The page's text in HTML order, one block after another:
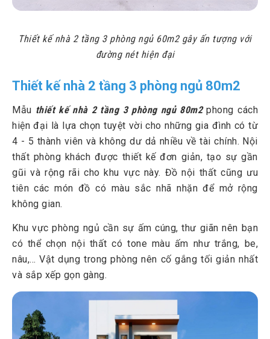
Thiết kế nhà 2 tầng 3 phòng ngủ 60m2 gây ấn tượng với
đường nét hiện đại
Thiết kế nhà 2 tầng 3 phòng ngủ 80m2
Mẫu thiết kế nhà 2 tầng 3 phòng ngủ 80m2phong cách
hiện đại là lựa chọn tuyệt vời cho những gia đình có từ
4 - 5 thành viên và không dư dả nhiều về tài chính. Nội
thất phòng khách được thiết kế đơn giản, tạo sự gần
gũi và rộng rãi cho khu vực này. Đồ nội thất cũng ưu
tiên các món đồ có màu sắc nhã nhặn để mở rộng
không gian.
Khu vực phòng ngủ cần sự ấm cúng, thư giãn nên bạn
có thể chọn nội thất có tone màu ấm như trắng, be,
nâu,... Vật dụng trong phòng nên cố gắng tối giản nhất
và sắp xếp gọn gàng.